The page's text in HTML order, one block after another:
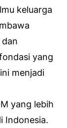
keluarga
yang
menjadi
yang lebih
Indonesia.